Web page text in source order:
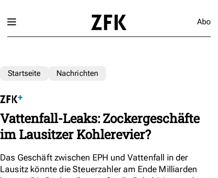
Abo
Startseite Nachrichten
Vattenfall-Leaks: Zockergeschäfte
im Lausitzer Kohlerevier?
Das Geschäft zwischen EPH und Vattenfall in der
Lausitz könnte die Steuerzahler am Ende Milliarden